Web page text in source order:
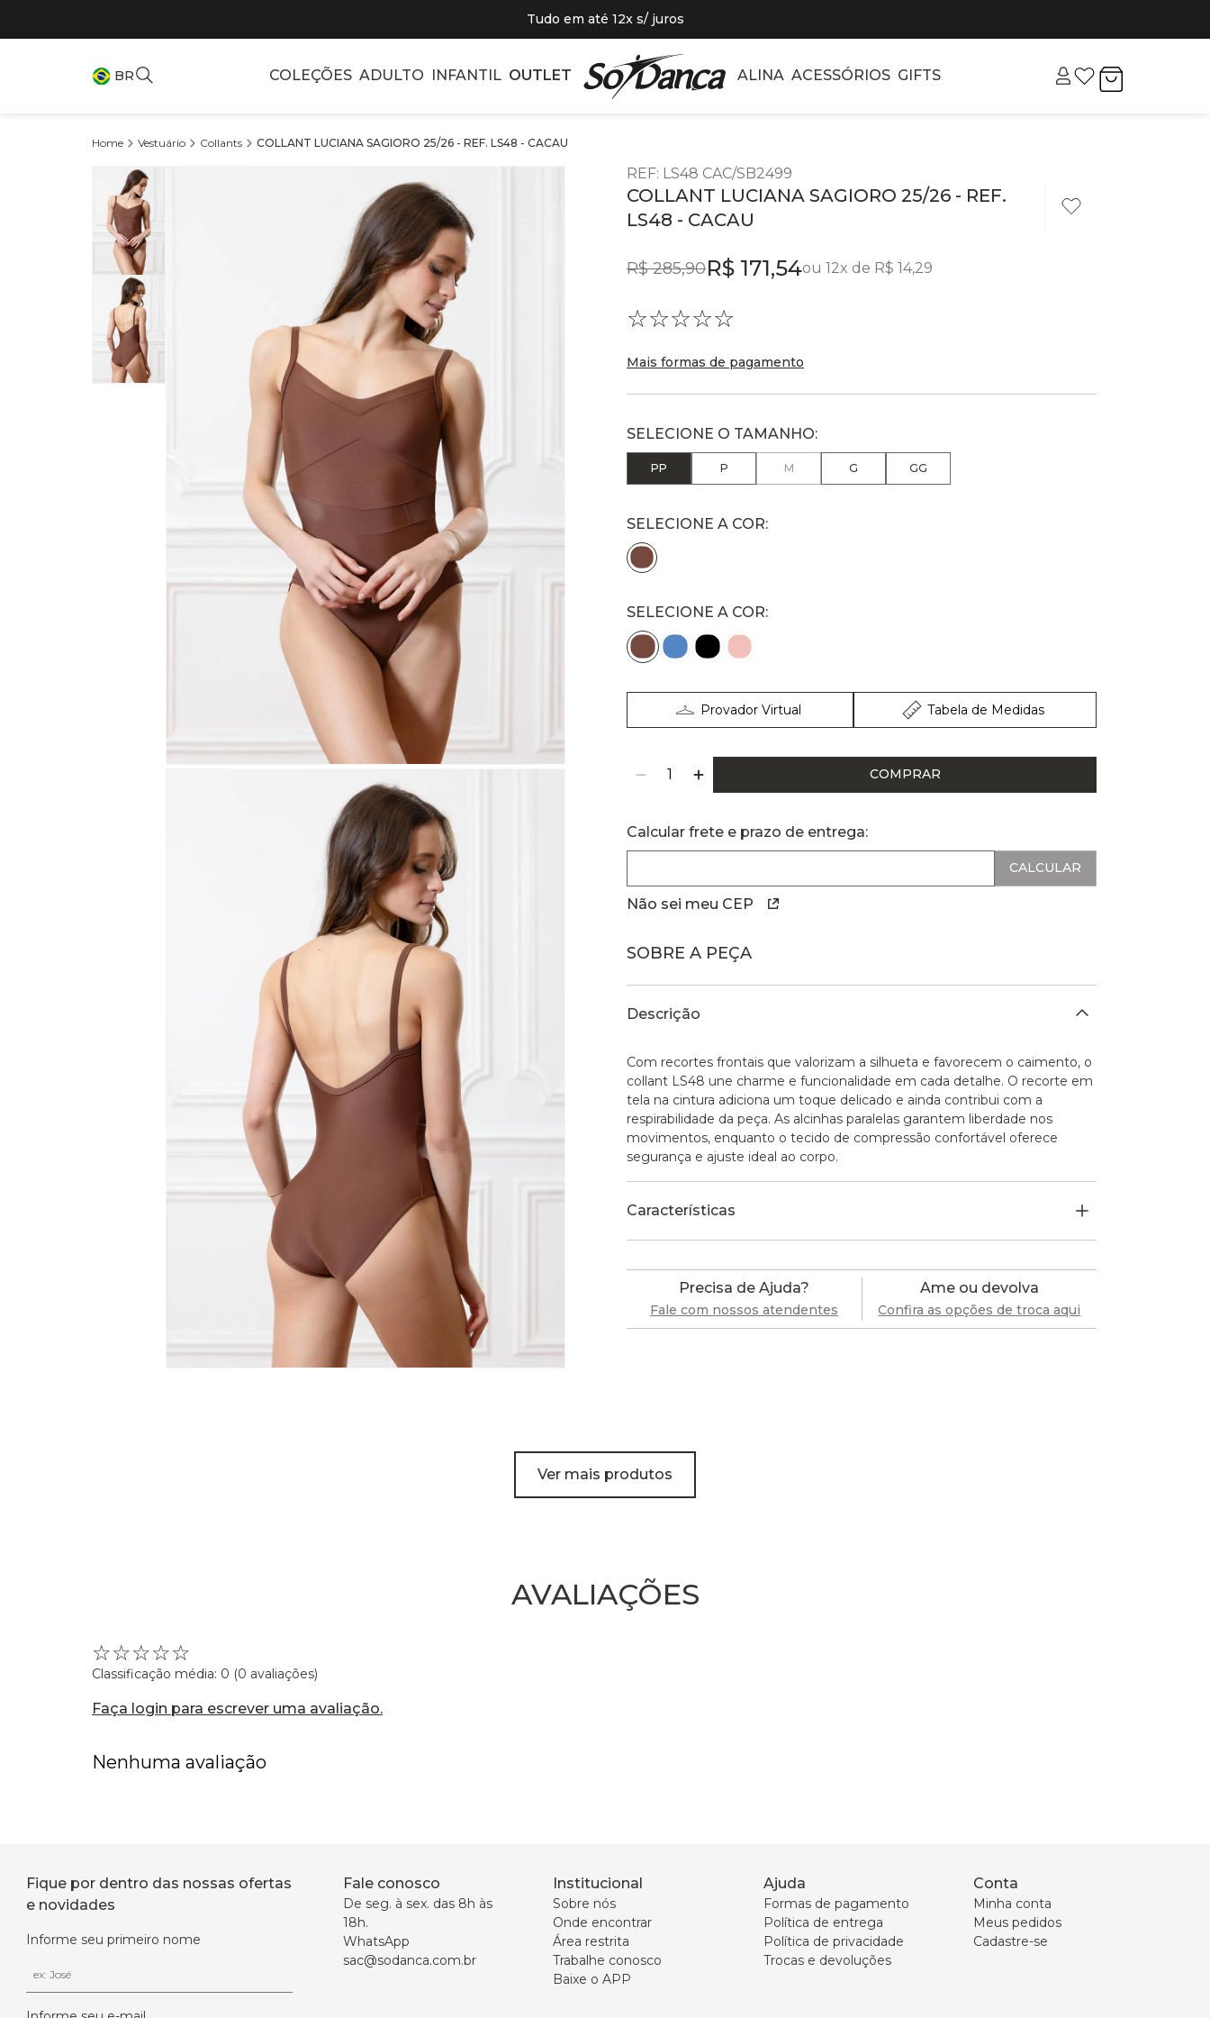
Tudo em até 12x s/ juros
BR COLEÇÕES ADULTO INFANTIL OUTLET ALINA ACESSÓRIOS GIFTS
Vestuário Collants COLLANT LUCIANA SAGIORO 25/26 - REF. LS48 - CACAU
REF: LS48 CAC/SB2499
COLLANT LUCIANA SAGIORO 25/26 - REF.
LS48 - CACAU
R$ 285,90R$ 171,54ou 12x de R$ 14,29
☆☆☆☆☆
Mais formas de pagamento
PP P M G GG
SELECIONE A COR:
Provador Virtual Tabela de Medidas
COMPRAR
Calcular frete e prazo de entrega:
Não sei meu CEP
SOBRE A PEÇA
Descrição
Com recortes frontais que valorizam a silhueta e favorecem o caimento, o
collant LS48 une charme e funcionalidade em cada detalhe. O recorte em
tela na cintura adiciona um toque delicado e ainda contribui com a
respirabilidade da peça. As alcinhas paralelas garantem liberdade nos
movimentos, enquanto o tecido de compressão confortável oferece
segurança e ajuste ideal ao corpo.
Características
Precisa de Ajuda?
Fale com nossos atendentes
Ame ou devolva
Confira as opções de troca aqui
Ver mais produtos
AVALIAÇÕES
☆☆☆☆☆
Classificação média: 0 (0 avaliações)
Faça login para escrever uma avaliação.
Nenhuma avaliação
Fique por dentro das nossas ofertas
e novidades
Informe seu primeiro nome
Fale conosco
De seg. à sex. das 8h às
18h.
WhatsApp
sac@sodanca.com.br
Institucional
Sobre nós
Onde encontrar
Área restrita
Trabalhe conosco
Baixe o APP
Ajuda
Formas de pagamento
Política de entrega
Política de privacidade
Trocas e devoluções
Conta
Minha conta
Meus pedidos
Cadastre-se